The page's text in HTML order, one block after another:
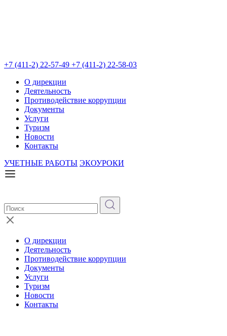
+7 (411-2) 22-57-49 +7 (411-2) 22-58-03
О дирекции
Деятельность
Противодействие коррупции
Документы
Услуги
Туризм
Новости
Контакты
УЧЕТНЫЕ РАБОТЫ ЭКОУРОКИ
О дирекции
Деятельность
Противодействие коррупции
Документы
Услуги
Туризм
Новости
Контакты